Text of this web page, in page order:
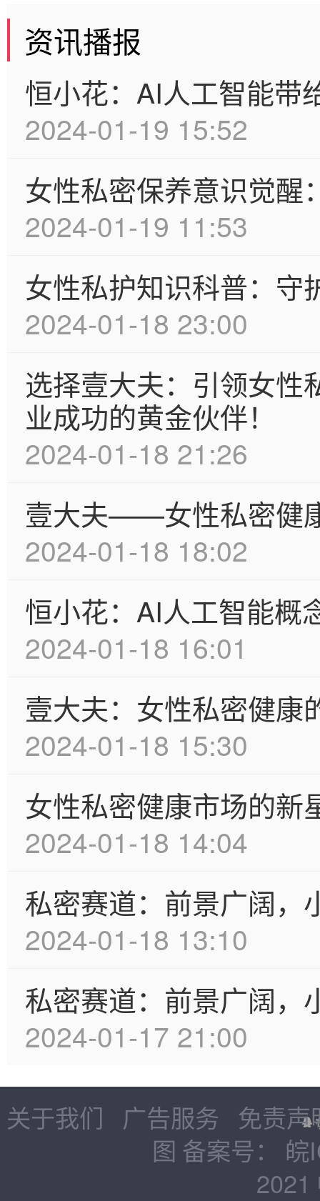
资讯播报
恒小花：AI人工智能带
2024-01-19 15:52
女性私密保养意识觉醒
2024-01-19 11:53
女性私护知识科普：守
2024-01-18 23:00
选择壹大夫：引领女性
业成功的黄金伙伴！
2024-01-18 21:26
壹大夫——女性私密健
2024-01-18 18:02
恒小花：AI人工智能概
2024-01-18 16:01
壹大夫：女性私密健康
2024-01-18 15:30
女性私密健康市场的
2024-01-18 14:04
私密赛道：前景广阔，
2024-01-18 13:10
私密赛道：前景广阔，
2024-01-17 21:00
关于我们 广告服务 免责声
图 备案号：
皖
2021